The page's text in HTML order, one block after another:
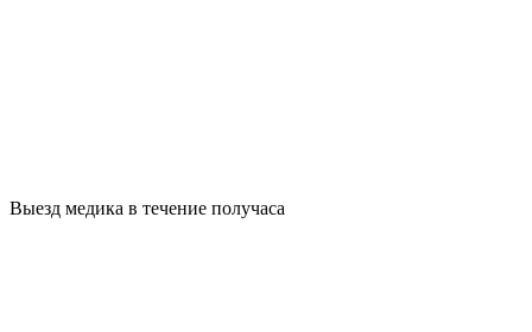
Выезд медика в течение получаса